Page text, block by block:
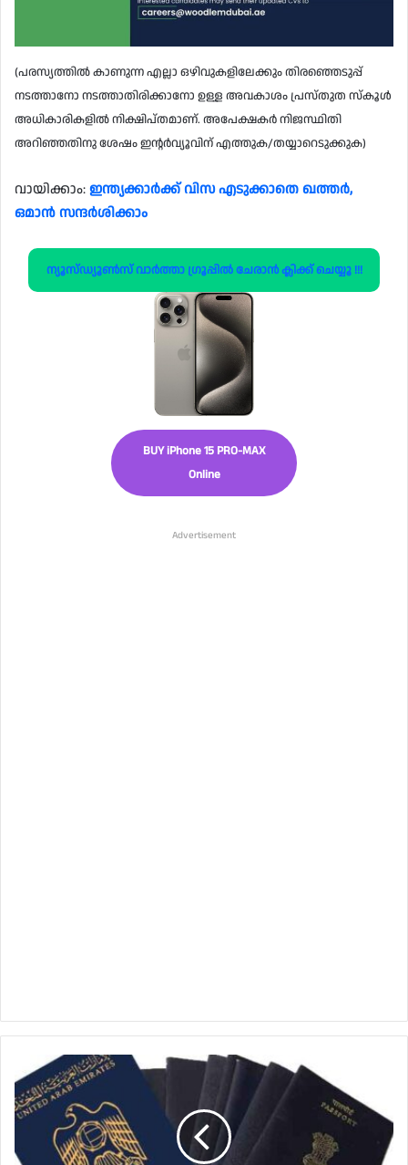
(പരസ്യത്തിൽ കാണുന്ന എല്ലാ ഒഴിവുകളിലേക്കും തിരഞ്ഞെടുപ്പ്
നടത്താനോ നടത്താതിരിക്കാനോ ഉള്ള അവകാശം പ്രസ്തുത സ്‌കൂൾ
അധികാരികളിൽ നിക്ഷിപ്‌തമാണ്. അപേക്ഷകർ നിജസ്ഥിതി
അറിഞ്ഞതിനു ശേഷം ഇന്റർവ്യൂവിന് എത്തുക/തയ്യാറെടുക്കുക)
വായിക്കാം:ഇന്ത്യക്കാർക്ക് വിസ എടുക്കാതെ ഖത്തർ,
ഒമാൻ സന്ദർശിക്കാം
ന്യൂസ്ഡ്യൂൺസ് വാർത്താ ഗ്രൂപ്പിൽ ചേരാൻ ക്ലിക്ക് ചെയ്യൂ !!!
BUY iPhone 15 PRO-MAX
Online
Advertisement